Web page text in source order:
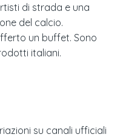
di strada e una
del calcio.
un buffet. Sono
italiani.
su canali ufficiali